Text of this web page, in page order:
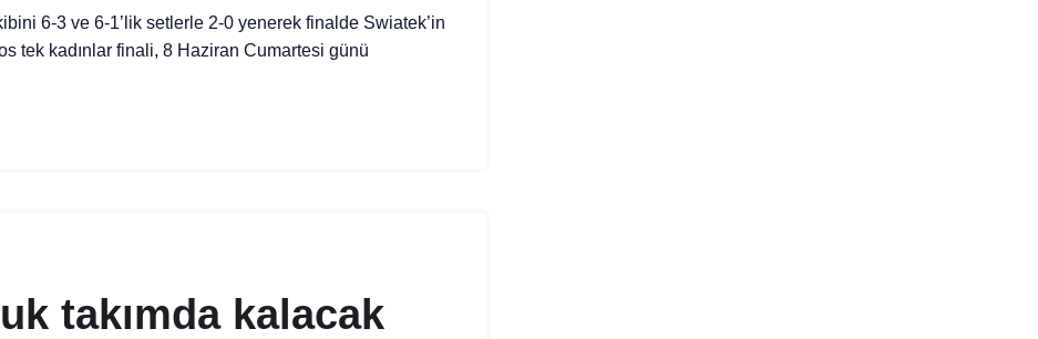
6-3 ve 6-1’lik setlerle 2-0 yenerek finalde Swiatek’in
tek kadınlar finali, 8 Haziran Cumartesi günü
takımda kalacak